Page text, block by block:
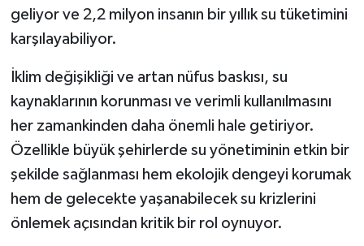
geliyor ve 2,2 milyon insanın bir yıllık su tüketimini
karşılayabiliyor.
İklim değişikliği ve artan nüfus baskısı, su
kaynaklarının korunması ve verimli kullanılmasını
her zamankinden daha önemli hale getiriyor.
Özellikle büyük şehirlerde su yönetiminin etkin bir
şekilde sağlanması hem ekolojik dengeyi korumak
hem de gelecekte yaşanabilecek su krizlerini
önlemek açısından kritik bir rol oynuyor.